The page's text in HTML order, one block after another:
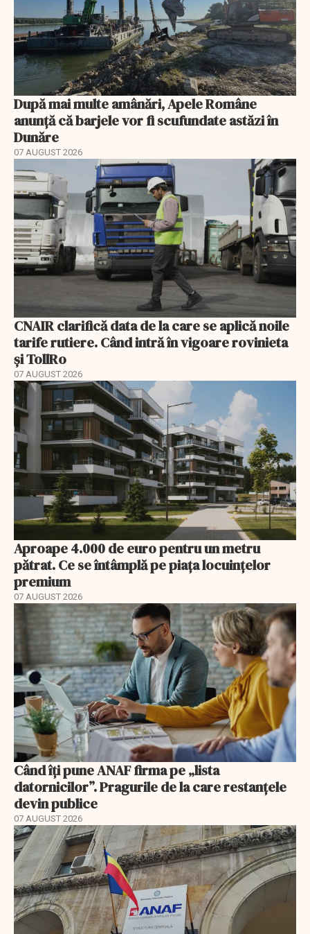
După mai multe amânări, Apele Române
anunță că barjele vor fi scufundate astăzi în
Dunăre
07 AUGUST 2026
CNAIR clarifică data de la care se aplică noile
tarife rutiere. Când intră în vigoare rovinieta
și TollRo
07 AUGUST 2026
Aproape 4.000 de euro pentru un metru
pătrat. Ce se întâmplă pe piața locuințelor
premium
07 AUGUST 2026
Când îți pune ANAF firma pe „lista
datornicilor”. Pragurile de la care restanțele
devin publice
07 AUGUST 2026